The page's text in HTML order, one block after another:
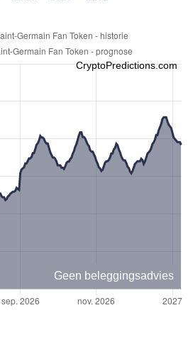
CryptoPredictions.com
Geen beleggingsadvies